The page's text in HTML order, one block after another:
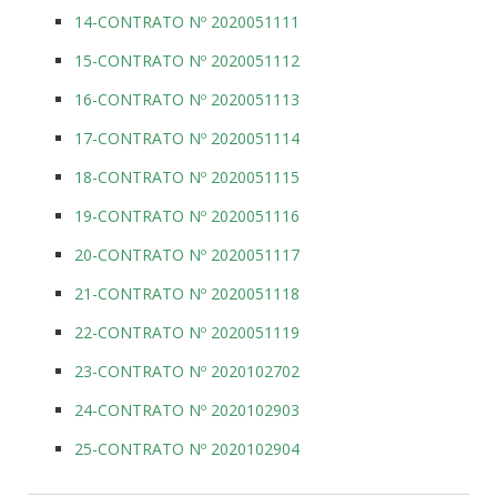
14-CONTRATO Nº 2020051111
15-CONTRATO Nº 2020051112
16-CONTRATO Nº 2020051113
17-CONTRATO Nº 2020051114
18-CONTRATO Nº 2020051115
19-CONTRATO Nº 2020051116
20-CONTRATO Nº 2020051117
21-CONTRATO Nº 2020051118
22-CONTRATO Nº 2020051119
23-CONTRATO Nº 2020102702
24-CONTRATO Nº 2020102903
25-CONTRATO Nº 2020102904